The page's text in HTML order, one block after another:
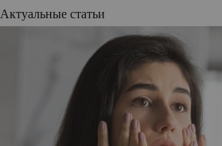
Актуальные статьи